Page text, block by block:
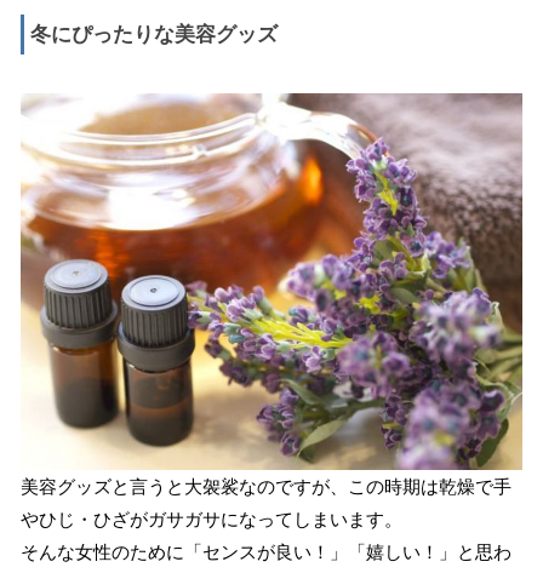
冬にぴったりな美容グッズ
美容グッズと言うと大袈裟なのですが、この時期は乾燥で手
やひじ・ひざがガサガサになってしまいます。
そんな女性のために「センスが良い！」「嬉しい！」と思わ